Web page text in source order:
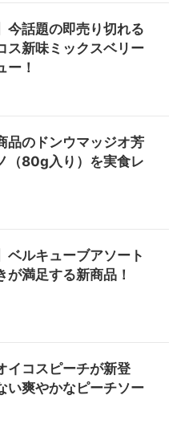
今話題の即売り切れる
ス新味ミックスベリー
ー！
品のドンウマッジオ芳
（80g入り）を実食レ
ベルキューブアソート
が満足する新商品！
イコスピーチが新登
い爽やかなピーチソー